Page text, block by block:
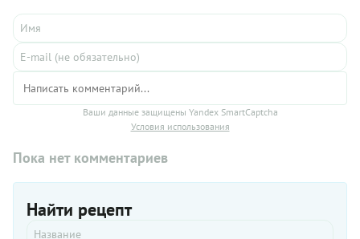
Ваши данные защищены Yandex SmartCaptcha
Условия использования
Пока нет комментариев
Найти рецепт